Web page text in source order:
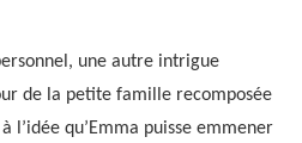
une autre intrigue
de la petite famille recomposée
l’idée qu’Emma puisse emmener